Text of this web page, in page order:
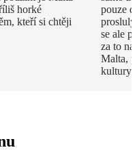
horké
kteří si chtěji
pouze
se ale
za to
Malta,
kultury